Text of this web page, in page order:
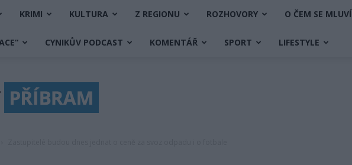
KRIMI KULTURA Z REGIONU ROZHOVORY O ČEM SE MLUVÍ
CYNIKŮV PODCAST KOMENTÁŘ SPORT LIFESTYLE